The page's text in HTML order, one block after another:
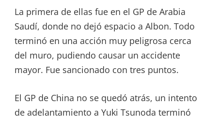
La primera de ellas fue en el GP de Arabia
Saudí, donde no dejó espacio a Albon. Todo
terminó en una acción muy peligrosa cerca
del muro, pudiendo causar un accidente
mayor. Fue sancionado con tres puntos.
El GP de China no se quedó atrás, un intento
de adelantamiento a Yuki Tsunoda terminó